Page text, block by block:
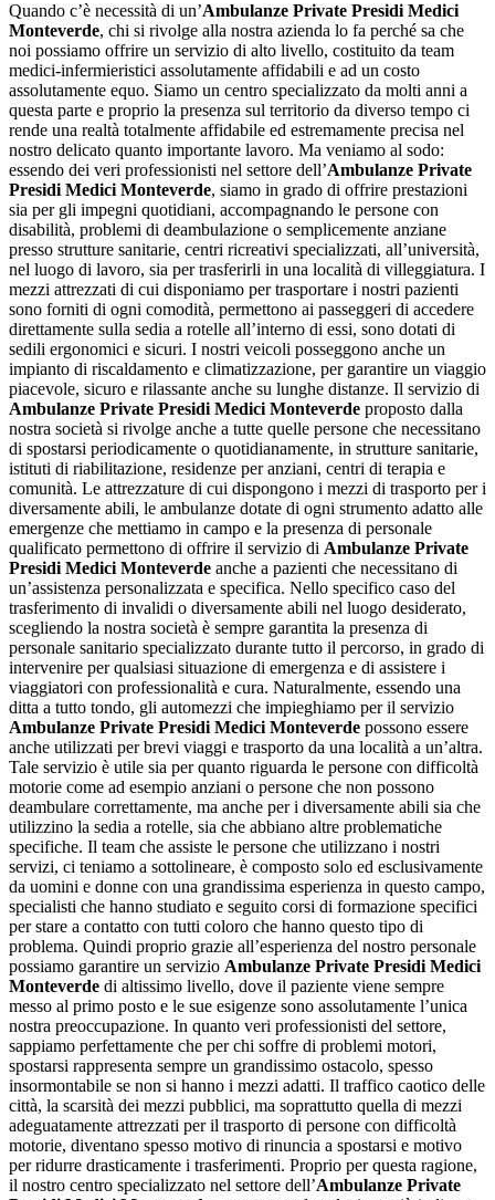
Quando c’è necessità di un’Ambulanze Private Presidi Medici
Monteverde, chi si rivolge alla nostra azienda lo fa perché sa che
noi possiamo offrire un servizio di alto livello, costituito da team
medici-infermieristici assolutamente affidabili e ad un costo
assolutamente equo. Siamo un centro specializzato da molti anni a
questa parte e proprio la presenza sul territorio da diverso tempo ci
rende una realtà totalmente affidabile ed estremamente precisa nel
nostro delicato quanto importante lavoro. Ma veniamo al sodo:
essendo dei veri professionisti nel settore dell’Ambulanze Private
Presidi Medici Monteverde, siamo in grado di offrire prestazioni
sia per gli impegni quotidiani, accompagnando le persone con
disabilità, problemi di deambulazione o semplicemente anziane
presso strutture sanitarie, centri ricreativi specializzati, all’università,
nel luogo di lavoro, sia per trasferirli in una località di villeggiatura. I
mezzi attrezzati di cui disponiamo per trasportare i nostri pazienti
sono forniti di ogni comodità, permettono ai passeggeri di accedere
direttamente sulla sedia a rotelle all’interno di essi, sono dotati di
sedili ergonomici e sicuri. I nostri veicoli posseggono anche un
impianto di riscaldamento e climatizzazione, per garantire un viaggio
piacevole, sicuro e rilassante anche su lunghe distanze. Il servizio di
Ambulanze Private Presidi Medici Monteverde proposto dalla
nostra società si rivolge anche a tutte quelle persone che necessitano
di spostarsi periodicamente o quotidianamente, in strutture sanitarie,
istituti di riabilitazione, residenze per anziani, centri di terapia e
comunità. Le attrezzature di cui dispongono i mezzi di trasporto per i
diversamente abili, le ambulanze dotate di ogni strumento adatto alle
emergenze che mettiamo in campo e la presenza di personale
qualificato permettono di offrire il servizio di Ambulanze Private
Presidi Medici Monteverde anche a pazienti che necessitano di
un’assistenza personalizzata e specifica. Nello specifico caso del
trasferimento di invalidi o diversamente abili nel luogo desiderato,
scegliendo la nostra società è sempre garantita la presenza di
personale sanitario specializzato durante tutto il percorso, in grado di
intervenire per qualsiasi situazione di emergenza e di assistere i
viaggiatori con professionalità e cura. Naturalmente, essendo una
ditta a tutto tondo, gli automezzi che impieghiamo per il servizio
Ambulanze Private Presidi Medici Monteverde possono essere
anche utilizzati per brevi viaggi e trasporto da una località a un’altra.
Tale servizio è utile sia per quanto riguarda le persone con difficoltà
motorie come ad esempio anziani o persone che non possono
deambulare correttamente, ma anche per i diversamente abili sia che
utilizzino la sedia a rotelle, sia che abbiano altre problematiche
specifiche. Il team che assiste le persone che utilizzano i nostri
servizi, ci teniamo a sottolineare, è composto solo ed esclusivamente
da uomini e donne con una grandissima esperienza in questo campo,
specialisti che hanno studiato e seguito corsi di formazione specifici
per stare a contatto con tutti coloro che hanno questo tipo di
problema. Quindi proprio grazie all’esperienza del nostro personale
possiamo garantire un servizio Ambulanze Private Presidi Medici
Monteverde di altissimo livello, dove il paziente viene sempre
messo al primo posto e le sue esigenze sono assolutamente l’unica
nostra preoccupazione. In quanto veri professionisti del settore,
sappiamo perfettamente che per chi soffre di problemi motori,
spostarsi rappresenta sempre un grandissimo ostacolo, spesso
insormontabile se non si hanno i mezzi adatti. Il traffico caotico delle
città, la scarsità dei mezzi pubblici, ma soprattutto quella di mezzi
adeguatamente attrezzati per il trasporto di persone con difficoltà
motorie, diventano spesso motivo di rinuncia a spostarsi e motivo
per ridurre drasticamente i trasferimenti. Proprio per questa ragione,
il nostro centro specializzato nel settore dell’Ambulanze Private